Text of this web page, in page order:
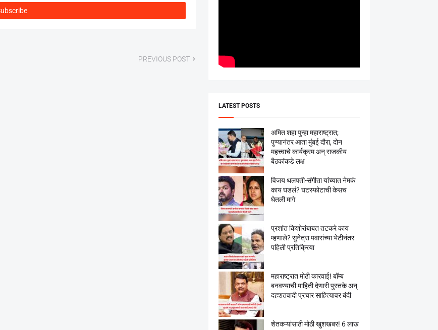
PREVIOUS POST
LATEST POSTS
अमित शहा पुन्हा महाराष्ट्रात;
पुण्यानंतर आता मुंबई दौरा, दोन
महत्त्वाचे कार्यक्रम अन् राजकीय
बैठकांकडे लक्ष
विजय थलपती-संगीता यांच्यात नेमकं
काय घडलं? घटस्फोटाची केसच
घेतली मागे
प्रशांत किशोरांबाबत तटकरे काय
म्हणाले? सुनेत्रा पवारांच्या भेटीनंतर
पहिली प्रतिक्रिया
महाराष्ट्रात मोठी कारवाई! बॉम्ब
बनवण्याची माहिती देणारी पुस्तके अन्
दहशतवादी प्रचार साहित्यावर बंदी
शेतकऱ्यांसाठी मोठी खुशखबर! 6 लाख